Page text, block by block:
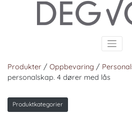
Produkter / Oppbevaring /
personalskap. 4 dører med lås
Produktkategorier